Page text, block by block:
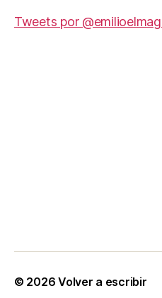
Tweets por
© 2026Volver a escribir